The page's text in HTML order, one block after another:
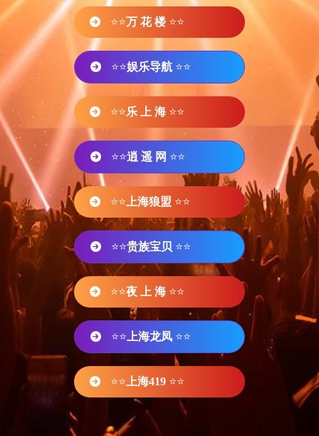
⭐⭐万 花 楼 ⭐⭐
⭐⭐娱乐导航 ⭐⭐
⭐⭐乐 上 海 ⭐⭐
⭐⭐逍 遥 网 ⭐⭐
⭐⭐ 上海狼盟 ⭐⭐
⭐⭐贵族宝贝 ⭐⭐
⭐⭐夜 上 海 ⭐⭐
⭐⭐ 上海龙凤 ⭐⭐
⭐⭐ 上海419 ⭐⭐